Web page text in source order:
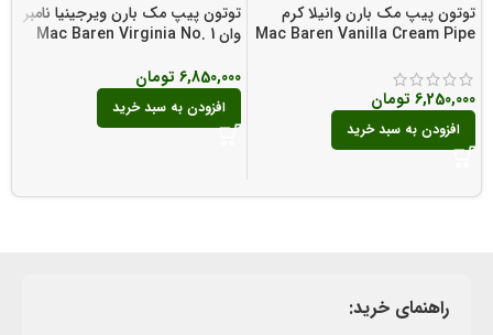
توتون پیپ مک بارن وانیلا کرم
Mac Baren Vanilla Cream Pipe
6,250,000 تومان
افزودن به سبد خرید
توتون پیپ مک بارن ویرجینیا نامبر
وان Mac Baren Virginia No. 1
6,850,000 تومان
افزودن به سبد خرید
راهنمای خرید: